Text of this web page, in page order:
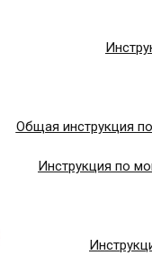
Общая инструкция
Инструкция по